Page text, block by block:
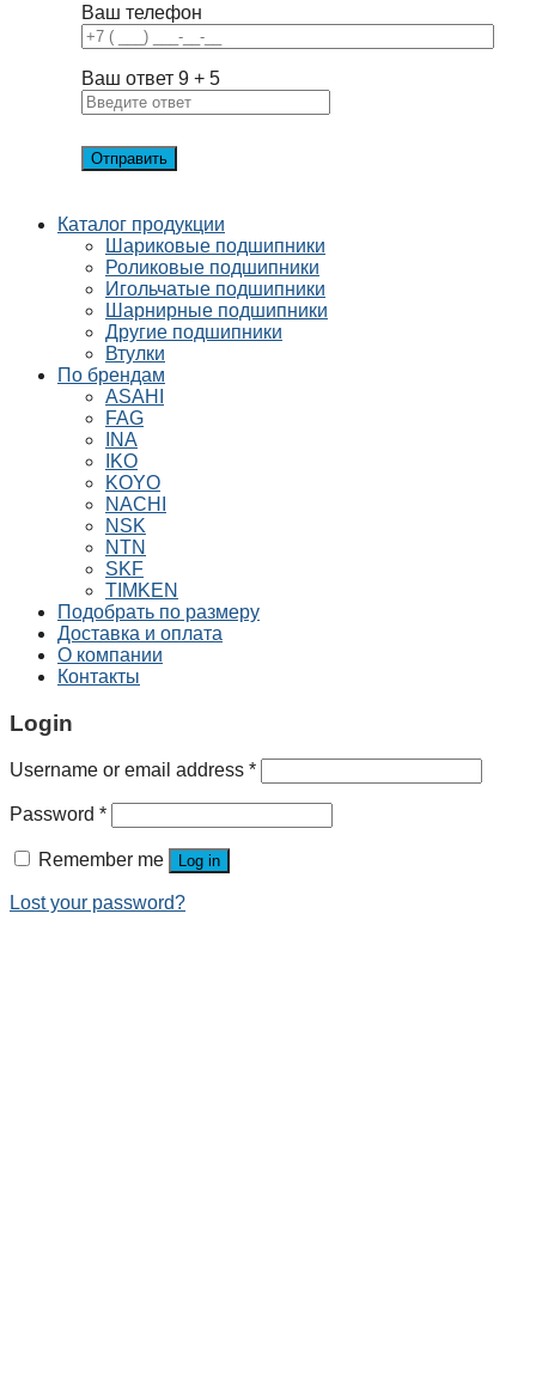
Ваш телефон
Ваш ответ 9 + 5
Каталог продукции
Шариковые подшипники
Роликовые подшипники
Игольчатые подшипники
Шарнирные подшипники
Другие подшипники
Втулки
По брендам
ASAHI
FAG
INA
IKO
KOYO
NACHI
NSK
NTN
SKF
TIMKEN
Подобрать по размеру
Доставка и оплата
О компании
Контакты
Login
Username or email address *
Password *
Remember me Log in
Lost your password?